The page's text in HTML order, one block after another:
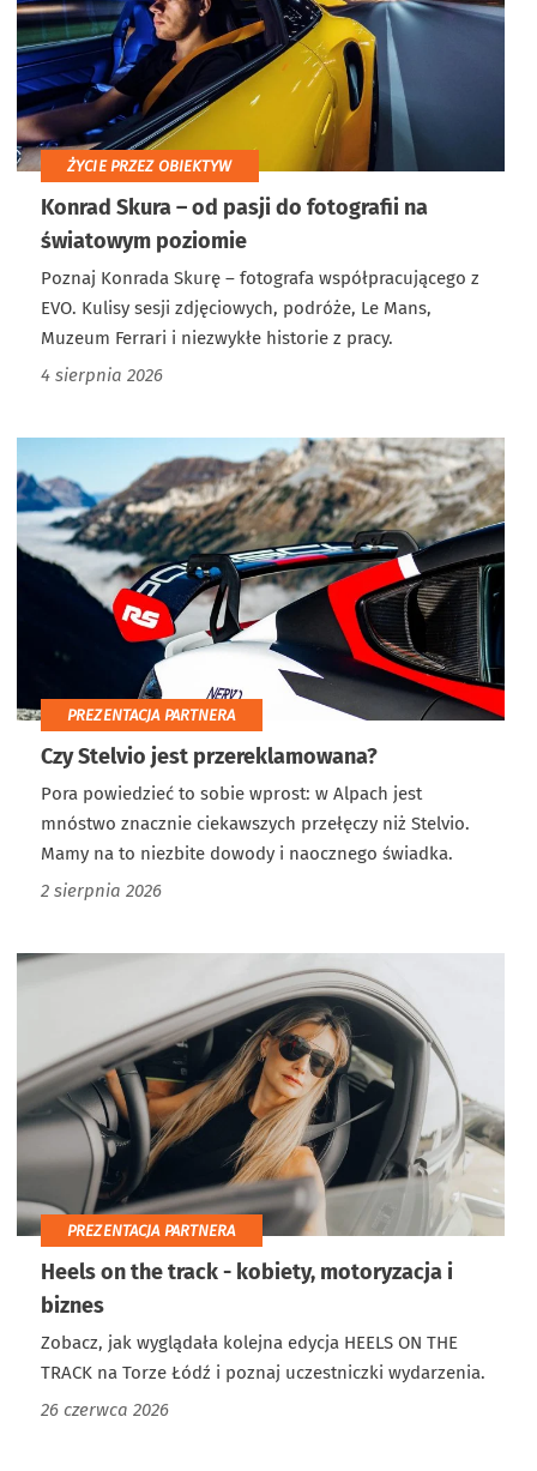
ŻYCIE PRZEZ OBIEKTYW
Konrad Skura – od pasji do fotografii na
światowym poziomie
Poznaj Konrada Skurę – fotografa współpracującego z
EVO. Kulisy sesji zdjęciowych, podróże, Le Mans,
Muzeum Ferrari i niezwykłe historie z pracy.
4 sierpnia 2026
PREZENTACJA PARTNERA
Czy Stelvio jest przereklamowana?
Pora powiedzieć to sobie wprost: w Alpach jest
mnóstwo znacznie ciekawszych przełęczy niż Stelvio.
Mamy na to niezbite dowody i naocznego świadka.
2 sierpnia 2026
PREZENTACJA PARTNERA
Heels on the track - kobiety, motoryzacja i
biznes
Zobacz, jak wyglądała kolejna edycja HEELS ON THE
TRACK na Torze Łódź i poznaj uczestniczki wydarzenia.
26 czerwca 2026